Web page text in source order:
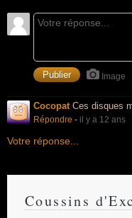
Image
CocopatCes disques
Répondre - il y a 12 ans
Votre réponse...
Coussins